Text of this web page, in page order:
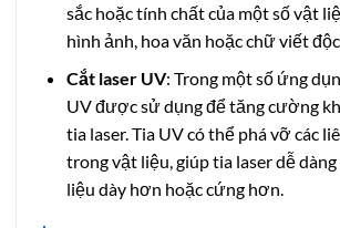
sắc hoặc tính chất của một số vật
hình ảnh, hoa văn hoặc chữ viết độc
Cắt laser UV: Trong một số ứng
UV được sử dụng để tăng cường
tia laser. Tia UV có thể phá vỡ các
trong vật liệu, giúp tia laser dễ
liệu dày hơn hoặc cứng hơn.